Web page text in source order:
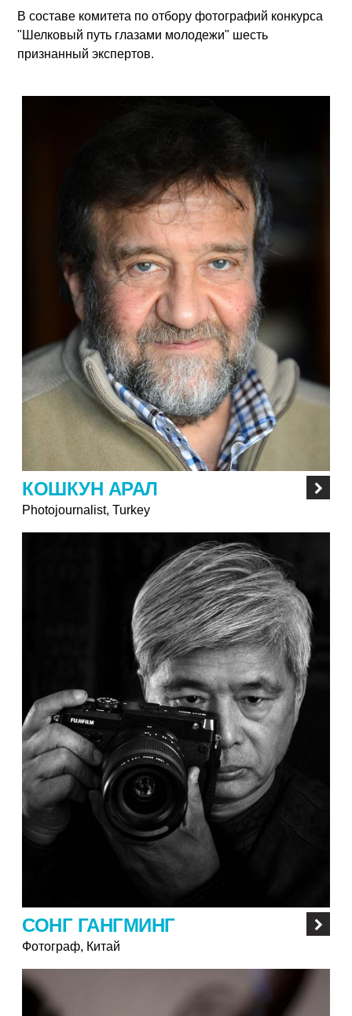
User
account
menu
В составе комитета по отбору фотографий конкурса
"Шелковый путь глазами молодежи" шесть
признанный экспертов.
КОШКУН АРАЛ
Photojournalist, Turkey
СОНГ ГАНГМИНГ
Фотограф, Китай